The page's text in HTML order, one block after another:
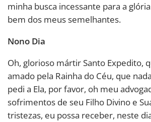
minha busca incessante para a
bem dos meus semelhantes.
Nono Dia
Oh, glorioso mártir Santo Expedito,
amado pela Rainha do Céu, que
pedi a Ela, por favor, oh meu
sofrimentos de seu Filho Divino e
tristezas, eu possa receber, neste